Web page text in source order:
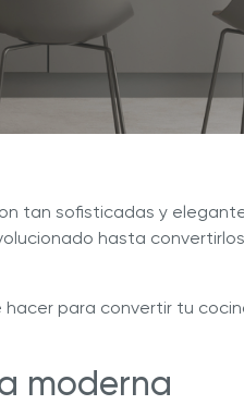
Power Blender Max
Nuestras Deliciosas
tan sofisticadas y
hasta
para convertir tu
moderna